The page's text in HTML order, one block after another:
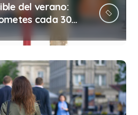
del verano:
cada 30
(y la
te puede costar